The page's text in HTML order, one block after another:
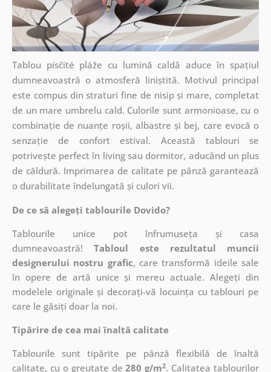
Tablou písčité pláže cu lumină caldă aduce în spațiul
dumneavoastră o atmosferă liniștită. Motivul principal
este compus din straturi fine de nisip și mare, completat
de un mare umbrelu cald. Culorile sunt armonioase, cu o
combinație de nuanțe roșii, albastre și bej, care evocă o
senzație de confort estival. Această tablouri se
potrivește perfect în living sau dormitor, aducând un plus
de căldură. Imprimarea de calitate pe pânză garantează
o durabilitate îndelungată și culori vii.
De ce să alegeți tablourile Dovido?
Tablourile unice pot înfrumuseța și casa
dumneavoastră!Tabloul este rezultatul muncii
designerului nostru grafic, caretransformă ideile sale
în opere de artă unice și mereu actuale. Alegeți din
modelele originale și decorați-vă locuința cu tablouri pe
care le găsiți doar la noi.
Tipărire de cea mai înaltă calitate
Tablourile sunt tipărite pe pânză flexibilă de înaltă
calitate, cu o greutate de280 g/m2. Calitatea tablourilor